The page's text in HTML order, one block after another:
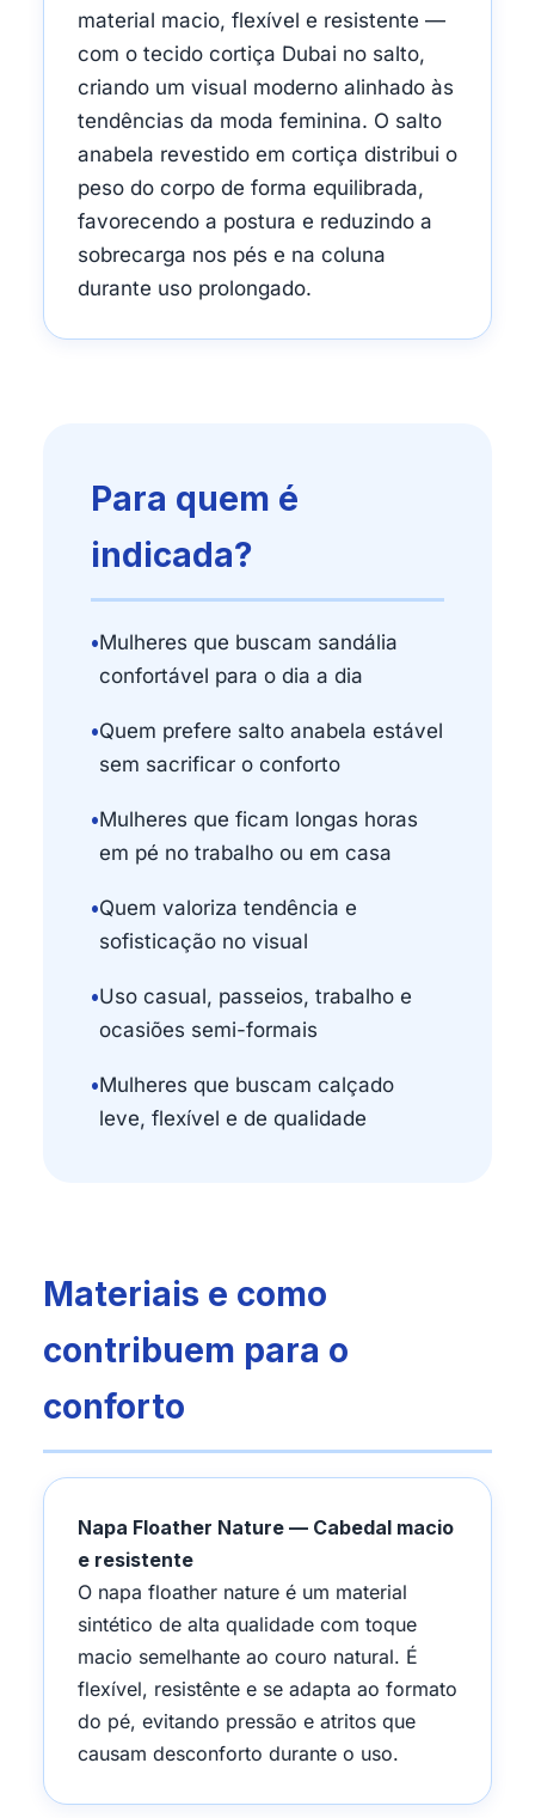
material macio, flexível e resistente —
com o tecido cortiça Dubai no salto,
criando um visual moderno alinhado às
tendências da moda feminina. O salto
anabela revestido em cortiça distribui o
peso do corpo de forma equilibrada,
favorecendo a postura e reduzindo a
sobrecarga nos pés e na coluna
durante uso prolongado.
Para quem é
indicada?
•Mulheres que buscam sandália
confortável para o dia a dia
•Quem prefere salto anabela estável
sem sacrificar o conforto
•Mulheres que ficam longas horas
em pé no trabalho ou em casa
•Quem valoriza tendência e
sofisticação no visual
•Uso casual, passeios, trabalho e
ocasiões semi-formais
•Mulheres que buscam calçado
leve, flexível e de qualidade
Materiais e como
contribuem para o
conforto
Napa Floather Nature — Cabedal macio
e resistente
O napa floather nature é um material
sintético de alta qualidade com toque
macio semelhante ao couro natural. É
flexível, resistênte e se adapta ao formato
do pé, evitando pressão e atritos que
causam desconforto durante o uso.